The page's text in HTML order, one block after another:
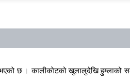
छ । कालीकोटको खुलालुदेखि हुम्लाको